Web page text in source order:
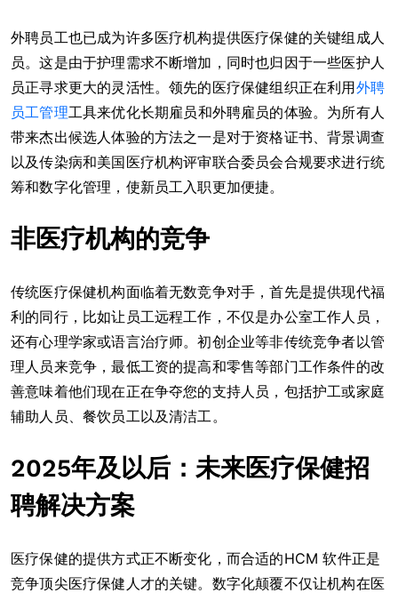
外聘员工也已成为许多医疗机构提供医疗保健的关键组成人
员。这是由于护理需求不断增加，同时也归因于一些医护人
员正寻求更大的灵活性。领先的医疗保健组织正在利用外聘
员工管理工具来优化长期雇员和外聘雇员的体验。为所有人
带来杰出候选人体验的方法之一是对于资格证书、背景调查
以及传染病和美国医疗机构评审联合委员会合规要求进行统
筹和数字化管理，使新员工入职更加便捷。
非医疗机构的竞争
传统医疗保健机构面临着无数竞争对手，首先是提供现代福
利的同行，比如让员工远程工作，不仅是办公室工作人员，
还有心理学家或语言治疗师。初创企业等非传统竞争者以管
理人员来竞争，最低工资的提高和零售等部门工作条件的改
善意味着他们现在正在争夺您的支持人员，包括护工或家庭
辅助人员、餐饮员工以及清洁工。
2025年及以后：未来医疗保健招
聘解决方案
医疗保健的提供方式正不断变化，而合适的HCM 软件正是
竞争顶尖医疗保健人才的关键。数字化颠覆不仅让机构在医